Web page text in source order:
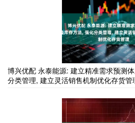
博兴优配 永泰能源: 建立精准需求预测
分类管理, 建立灵活销售机制优化存货管